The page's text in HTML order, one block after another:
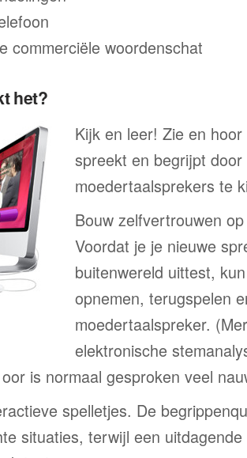
commerciële woordenschat
het?
Kijk en leer! Zie en
spreekt en begrijpt
moedertaalsprekers te
Bouw zelfvertrouwen
Voordat je je nieuwe
buitenwereld uittest,
opnemen, terugspelen
moedertaalspreker.
elektronische
is normaal gesproken veel
spelletjes. De
situaties, terwijl een